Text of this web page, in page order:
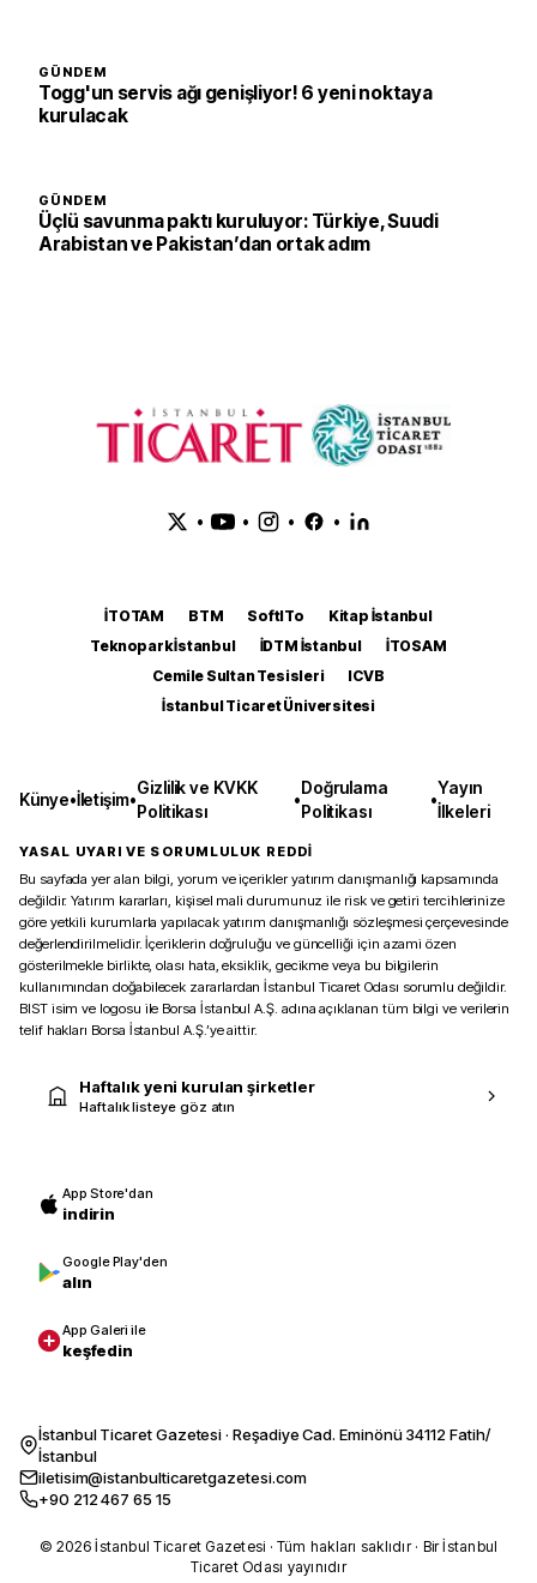
GÜNDEM
Togg'un servis ağı genişliyor! 6 yeni noktaya
kurulacak
GÜNDEM
Üçlü savunma paktı kuruluyor: Türkiye, Suudi
Arabistan ve Pakistan’dan ortak adım
• • • •
İTOTAM BTM SoftITo
Kitap İstanbul
Teknopark İstanbul
İDTM İstanbul
İTOSAM
Cemile Sultan Tesisleri
ICVB
İstanbul Ticaret Üniversitesi
Künye•İletişim•
Gizlilik ve KVKK
Politikası
•
Doğrulama
Politikası
•
Yayın
İlkeleri
YASAL UYARI VE SORUMLULUK REDDİ
Bu sayfada yer alan bilgi, yorum ve içerikler yatırım danışmanlığı kapsamında
değildir. Yatırım kararları, kişisel mali durumunuz ile risk ve getiri tercihlerinize
göre yetkili kurumlarla yapılacak yatırım danışmanlığı sözleşmesi çerçevesinde
değerlendirilmelidir. İçeriklerin doğruluğu ve güncelliği için azami özen
gösterilmekle birlikte, olası hata, eksiklik, gecikme veya bu bilgilerin
kullanımından doğabilecek zararlardan İstanbul Ticaret Odası sorumlu değildir.
BIST isim ve logosu ile Borsa İstanbul A.Ş. adına açıklanan tüm bilgi ve verilerin
telif hakları Borsa İstanbul A.Ş.’ye aittir.
Haftalık yeni kurulan şirketler
Haftalık listeye göz atın
App Store'dan
indirin
Google Play'den
alın
App Galeri ile
keşfedin
İstanbul Ticaret Gazetesi · Reşadiye Cad. Eminönü 34112 Fatih/
İstanbul
iletisim@istanbulticaretgazetesi.com
+90 212 467 65 15
© 2026 İstanbul Ticaret Gazetesi · Tüm hakları saklıdır · Bir İstanbul
Ticaret Odası yayınıdır